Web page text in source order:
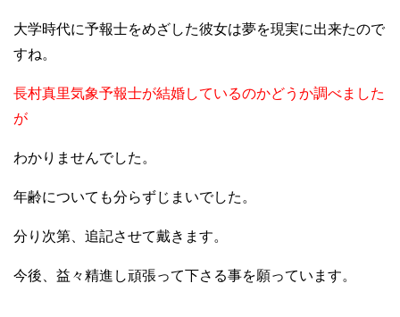
大学時代に予報士をめざした彼女は夢を現実に出来たので
すね。
長村真里気象予報士が結婚しているのかどうか調べました
が
わかりませんでした。
年齢についても分らずじまいでした。
分り次第、追記させて戴きます。
今後、益々精進し頑張って下さる事を願っています。